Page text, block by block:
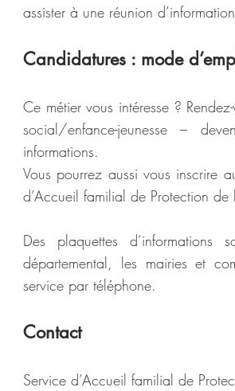
assister à une réunion
Candidatures : mode
Ce métier vous intéresse ?
social/enfance-jeunesse –
informations.
Vous pourrez aussi vous inscrire
d’Accueil familial de Protection de
Des plaquettes
départemental, les mairies et
service par téléphone.
Contact
Service d’Accueil familial de